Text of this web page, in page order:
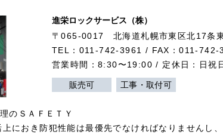
進栄ロックサービス（株）
〒065-0017 北海道札幌市東区北17条
TEL：011-742-3961 / FAX：011-742-
営業時間：8:30〜19:00 / 定休日：日祝
販売可 工事・取付可
のＳＡＦＥＴＹ
におき防犯性能は最優先でなければなりませんし